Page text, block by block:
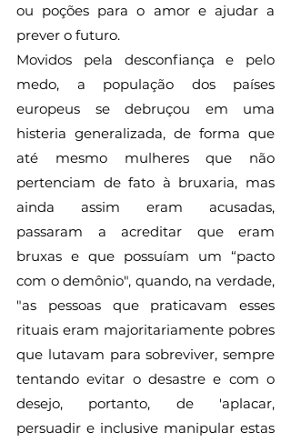
ou poções para o amor e ajudar a
prever o futuro.
Movidos pela desconfiança e pelo
medo, a população dos países
europeus se debruçou em uma
histeria generalizada, de forma que
até mesmo mulheres que não
pertenciam de fato à bruxaria, mas
ainda assim eram acusadas,
passaram a acreditar que eram
bruxas e que possuíam um “pacto
com o demônio", quando, na verdade,
"as pessoas que praticavam esses
rituais eram majoritariamente pobres
que lutavam para sobreviver, sempre
tentando evitar o desastre e com o
desejo, portanto, de 'aplacar,
persuadir e inclusive manipular estas